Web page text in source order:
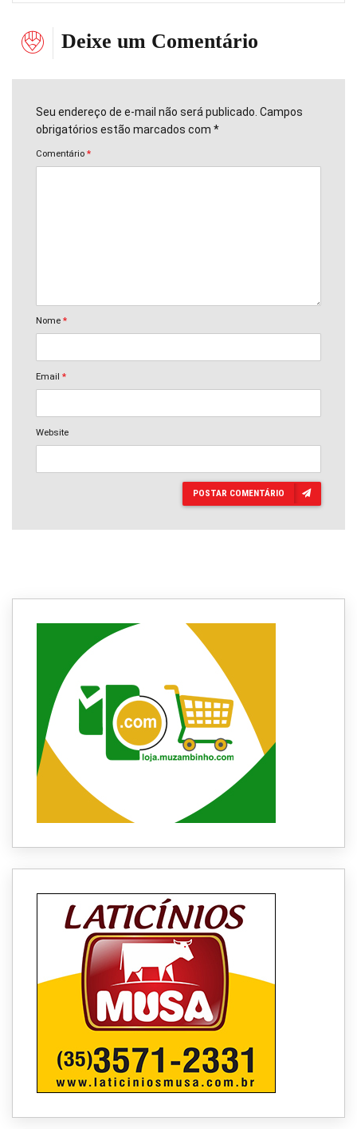
Deixe um Comentário
Seu endereço de e-mail não será publicado. Campos
obrigatórios estão marcados com *
Comentário *
Nome *
Email *
Website
POSTAR COMENTÁRIO